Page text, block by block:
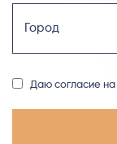
Даю согласие на